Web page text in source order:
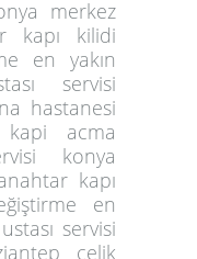
merkez
kapı kilidi
en yakın
servisi
hastanesi
acma
konya
kapı
en
servisi
çelik